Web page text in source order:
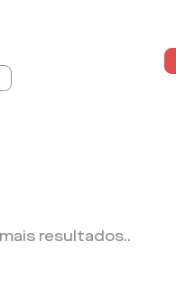
resultados..